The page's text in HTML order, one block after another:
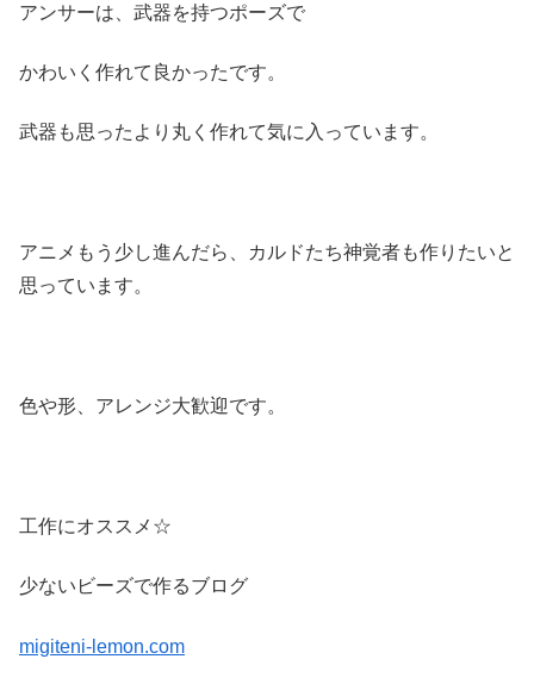
アンサーは、武器を持つポーズで
かわいく作れて良かったです。
武器も思ったより丸く作れて気に入っています。
アニメもう少し進んだら、カルドたち神覚者も作りたいと
思っています。
色や形、アレンジ大歓迎です。
工作にオススメ☆
少ないビーズで作るブログ
migiteni-lemon.com